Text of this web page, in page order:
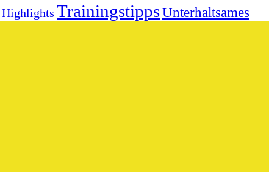
Highlights TrainingstippsUnterhaltsames